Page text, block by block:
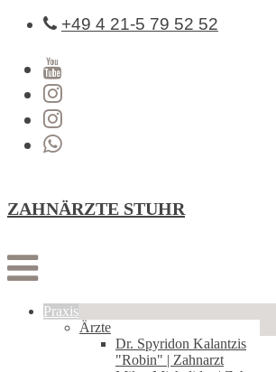
+49 4 21-5 79 52 52
ZAHNÄRZTE STUHR
Praxis
Ärzte
Dr. Spyridon Kalantzis
"Robin" | Zahnarzt